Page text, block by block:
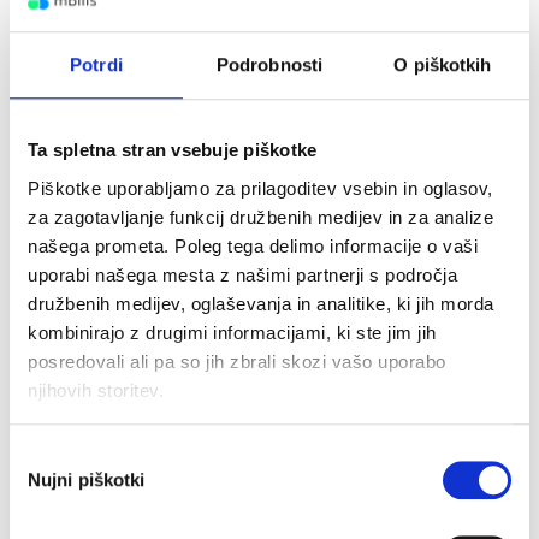
Potrdi Podrobnosti O piškotkih
Ta spletna stran vsebuje piškotke
Piškotke uporabljamo za prilagoditev vsebin in oglasov,
za zagotavljanje funkcij družbenih medijev in za analize
našega prometa. Poleg tega delimo informacije o vaši
uporabi našega mesta z našimi partnerji s področja
družbenih medijev, oglaševanja in analitike, ki jih morda
kombinirajo z drugimi informacijami, ki ste jim jih
posredovali ali pa so jih zbrali skozi vašo uporabo
njihovih storitev.
soglasja
Nujni piškotki
Verjamemo, da imaš na telefonu ali pa v
svoji kuharski beležnici shranjenih že kar
nekaj receptov, za katere si si rekel, »To pa
res moram preizkusiti.« Morda si nanje
popolnoma pozabil, ali pa ti je preprosto
zmanjkovalo časa. Pobrskaj, kje so ti
recepti shranjeni in in se loti ustvarjanja!
Dober tek!